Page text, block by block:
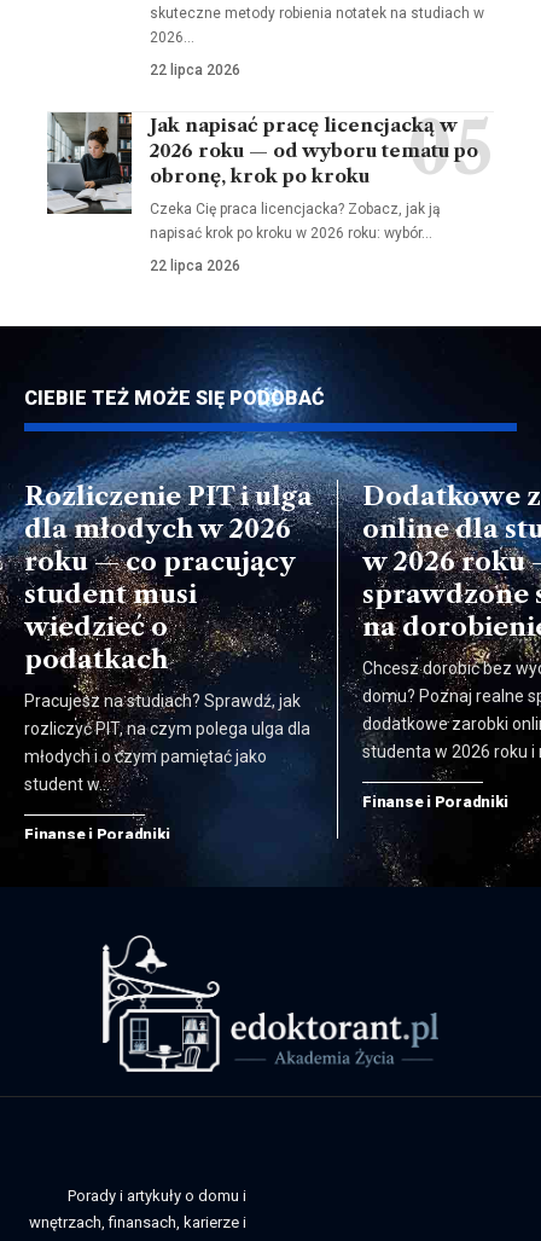
skuteczne metody robienia notatek na studiach w
2026…
22 lipca 2026
Jak napisać pracę licencjacką w
2026 roku — od wyboru tematu po
obronę, krok po kroku
Czeka Cię praca licencjacka? Zobacz, jak ją
napisać krok po kroku w 2026 roku: wybór…
22 lipca 2026
CIEBIE TEŻ MOŻE SIĘ PODOBAĆ
Rozliczenie PIT i ulga
dla młodych w 2026
roku — co pracujący
student musi
wiedzieć o
podatkach
Pracujesz na studiach? Sprawdź, jak
rozliczyć PIT, na czym polega ulga dla
młodych i o czym pamiętać jako
student w…
Finanse i Poradniki
Dodatkowe
online dla
w 2026 roku
sprawdzone
na
Chcesz dorobić bez
domu? Poznaj realne
dodatkowe zarobki
studenta w 2026 roku i
Finanse i Poradniki
Porady i artykuły o domu i
wnętrzach, finansach, karierze i